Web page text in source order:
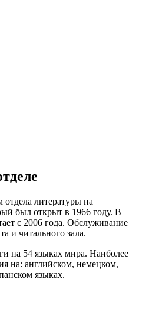
отдела литературы на
был открыт в 1966 году. В
с 2006 года. Обслуживание
и читального зала.
на 54 языках мира. Наиболее
на: английском, немецком,
языках.